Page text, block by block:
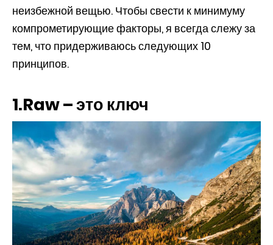
неизбежной вещью. Чтобы свести к минимуму
компрометирующие факторы, я всегда слежу за
тем, что придерживаюсь следующих 10
принципов.
1.Raw – это ключ